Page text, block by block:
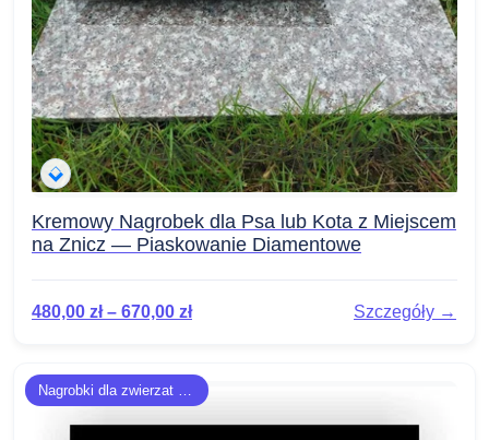
Kremowy Nagrobek dla Psa lub Kota z Miejscem
na Znicz — Piaskowanie Diamentowe
480,00 zł – 670,00 zł Szczegóły →
Nagrobki dla zwierzat - płyty